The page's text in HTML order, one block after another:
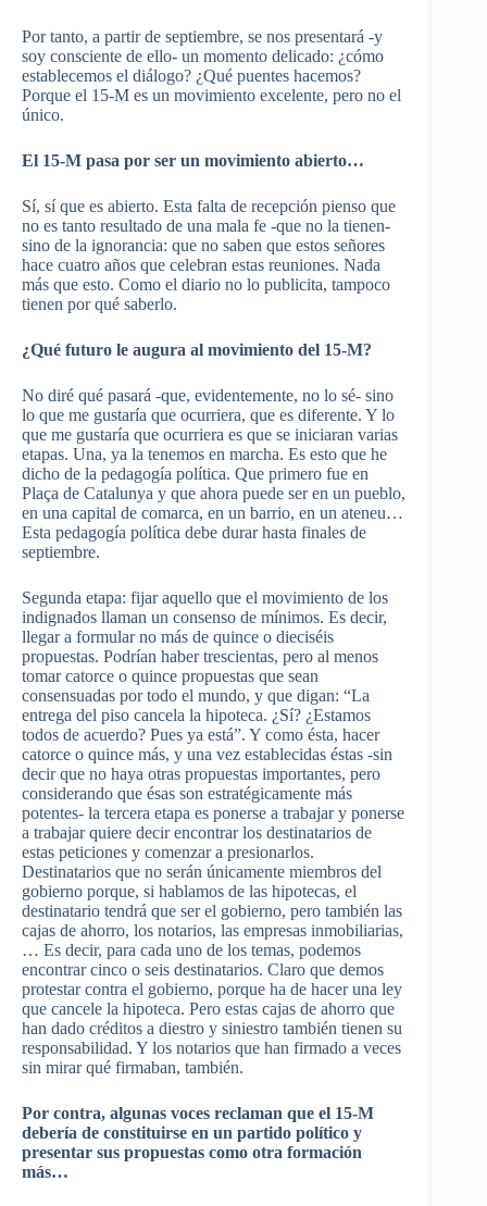
Por tanto, a partir de septiembre, se nos presentará -y
soy consciente de ello- un momento delicado: ¿cómo
establecemos el diálogo? ¿Qué puentes hacemos?
Porque el 15-M es un movimiento excelente, pero no el
único.
El 15-M pasa por ser un movimiento abierto…
Sí, sí que es abierto. Esta falta de recepción pienso que
no es tanto resultado de una mala fe -que no la tienen-
sino de la ignorancia: que no saben que estos señores
hace cuatro años que celebran estas reuniones. Nada
más que esto. Como el diario no lo publicita, tampoco
tienen por qué saberlo.
¿Qué futuro le augura al movimiento del 15-M?
No diré qué pasará -que, evidentemente, no lo sé- sino
lo que me gustaría que ocurriera, que es diferente. Y lo
que me gustaría que ocurriera es que se iniciaran varias
etapas. Una, ya la tenemos en marcha. Es esto que he
dicho de la pedagogía política. Que primero fue en
Plaça de Catalunya y que ahora puede ser en un pueblo,
en una capital de comarca, en un barrio, en un ateneu…
Esta pedagogía política debe durar hasta finales de
septiembre.
Segunda etapa: fijar aquello que el movimiento de los
indignados llaman un consenso de mínimos. Es decir,
llegar a formular no más de quince o dieciséis
propuestas. Podrían haber trescientas, pero al menos
tomar catorce o quince propuestas que sean
consensuadas por todo el mundo, y que digan: “La
entrega del piso cancela la hipoteca. ¿Sí? ¿Estamos
todos de acuerdo? Pues ya está”. Y como ésta, hacer
catorce o quince más, y una vez establecidas éstas -sin
decir que no haya otras propuestas importantes, pero
considerando que ésas son estratégicamente más
potentes- la tercera etapa es ponerse a trabajar y ponerse
a trabajar quiere decir encontrar los destinatarios de
estas peticiones y comenzar a presionarlos.
Destinatarios que no serán únicamente miembros del
gobierno porque, si hablamos de las hipotecas, el
destinatario tendrá que ser el gobierno, pero también las
cajas de ahorro, los notarios, las empresas inmobiliarias,
… Es decir, para cada uno de los temas, podemos
encontrar cinco o seis destinatarios. Claro que demos
protestar contra el gobierno, porque ha de hacer una ley
que cancele la hipoteca. Pero estas cajas de ahorro que
han dado créditos a diestro y siniestro también tienen su
responsabilidad. Y los notarios que han firmado a veces
sin mirar qué firmaban, también.
Por contra, algunas voces reclaman que el 15-M
debería de constituirse en un partido político y
presentar sus propuestas como otra formación
más…